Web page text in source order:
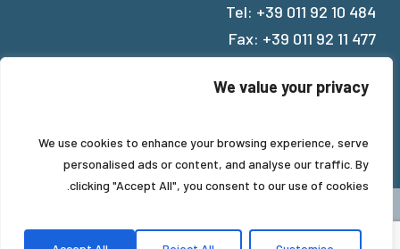
We value your privacy
We use cookies to enhance your browsing experience, serve
personalised ads or content, and analyse our traffic. By
clicking "Accept All", you consent to our use of cookies.
Tel: +39 011 92 10 484
Fax: +39 011 92 11 477